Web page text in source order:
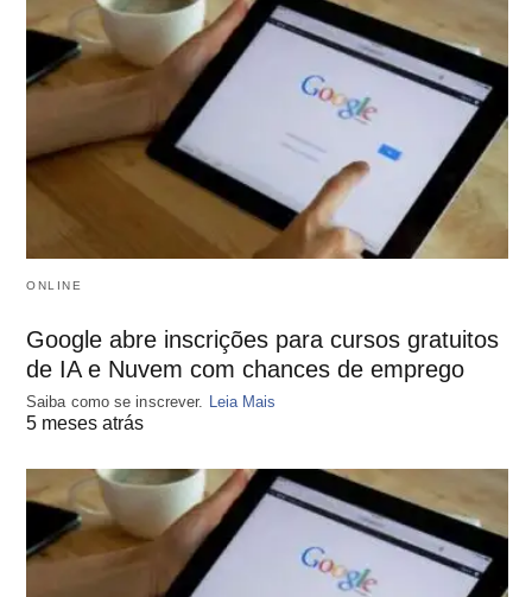
ONLINE
Google abre inscrições para cursos gratuitos
de IA e Nuvem com chances de emprego
Saiba como se inscrever. Leia Mais
5 meses atrás